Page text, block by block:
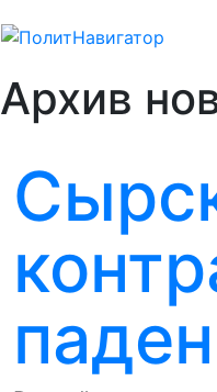
Архив